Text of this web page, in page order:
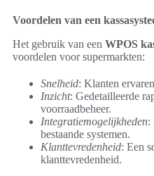
Voordelen van een
Het gebruik van een WPOS
voordelen voor supermarkten:
Snelheid: Klanten
Inzicht: Gedetailleerde
voorraadbeheer.
Integratiemogelijkheden:
bestaande systemen.
Klanttevredenheid: Een
klanttevredenheid.